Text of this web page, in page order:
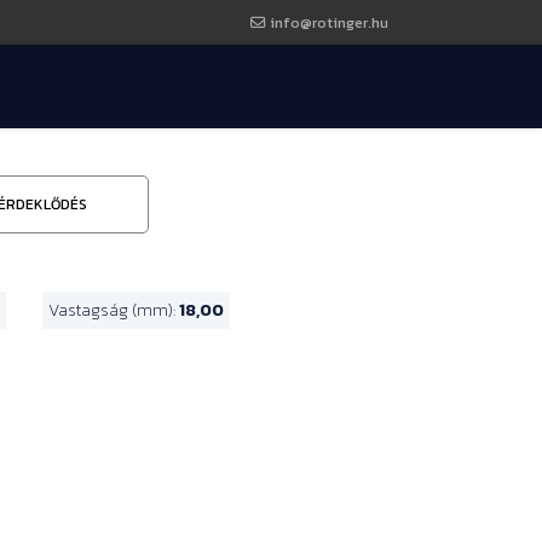
info@rotinger.hu
Vastagság (mm):18,00